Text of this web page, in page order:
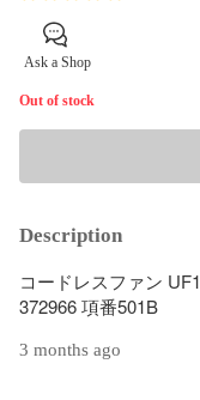
Ask a Shop
Out of stock
Description
コードレスファン
372966 項番501B
3 months ago